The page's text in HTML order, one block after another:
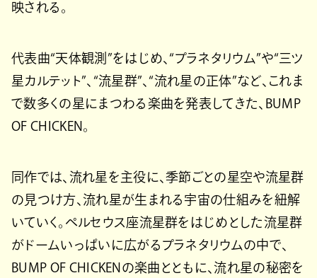
映される。
代表曲“天体観測”をはじめ、“プラネタリウム”や“三ツ
星カルテット”、“流星群”、“流れ星の正体”など、これま
で数多くの星にまつわる楽曲を発表してきた、BUMP
OF CHICKEN。
同作では、流れ星を主役に、季節ごとの星空や流星群
の見つけ方、流れ星が生まれる宇宙の仕組みを紐解
いていく。ペルセウス座流星群をはじめとした流星群
がドームいっぱいに広がるプラネタリウムの中で、
BUMP OF CHICKENの楽曲とともに、流れ星の秘密を